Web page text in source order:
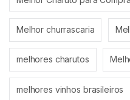
Melhor churrascaria
melhores charutos
melhores vinhos brasileiros